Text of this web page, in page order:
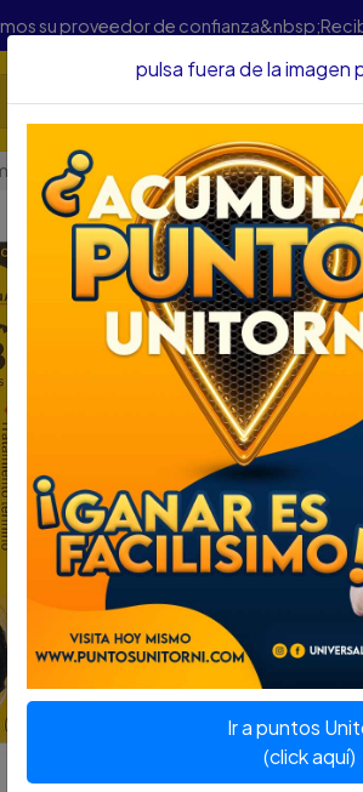
su proveedor de
Accesorios Para Herramientas
1
1
1
pulsa fuera de la imagen
Ir a puntos
(click aquí)